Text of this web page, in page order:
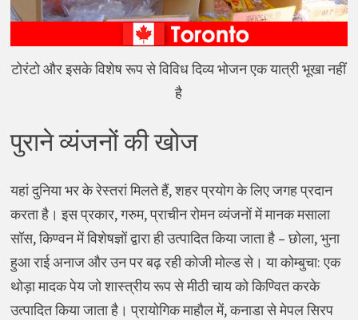
टोरंटो और इसके विशेष रूप से विविध दिव्य भोजन एक यात्री भूखा नहीं
है
पुराने व्यंजनों की खोज
यहां दुनिया भर के रेस्तरां मिलते हैं, शहर प्रयोग के लिए जगह प्रदान
करता है। इस प्रकार, गरुम, प्राचीन रोमन व्यंजनों में मानक मसाला
सॉस, किण्वन में विशेषज्ञों द्वारा ही उत्पादित किया जाता है – छोला, भुना
हुआ राई अनाज और उन पर बढ़ रही कोजी मोल्ड से। या कोम्बुचा: एक
थोड़ा मादक पेय जो शास्त्रीय रूप से मीठी चाय को किण्वित करके
उत्पादित किया जाता है। प्रायोगिक माहौल में, कनाडा से मेपल सिरप